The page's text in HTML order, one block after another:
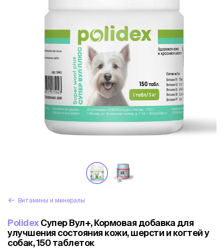
Витамины и минералы
PolidexСупер Вул+, Кормовая добавка для
улучшения состояния кожи, шерсти и когтей у
собак, 150 таблеток